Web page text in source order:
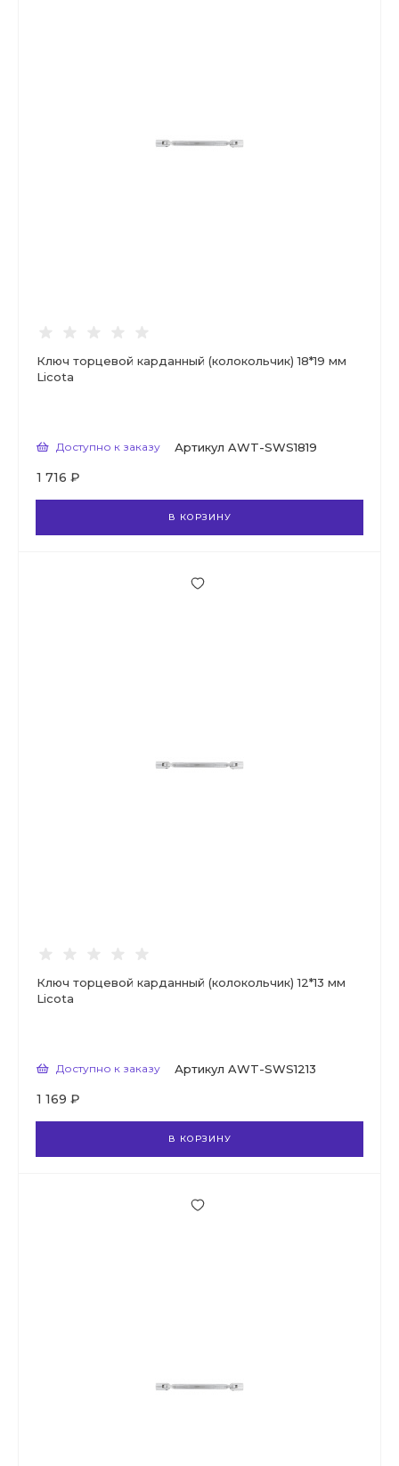
Ключ торцевой карданный (колокольчик) 18*19 мм
Licota
Доступно к заказу Артикул AWT-SWS1819
1 716 ₽
В КОРЗИНУ
Ключ торцевой карданный (колокольчик) 12*13 мм
Licota
Доступно к заказу Артикул AWT-SWS1213
1 169 ₽
В КОРЗИНУ